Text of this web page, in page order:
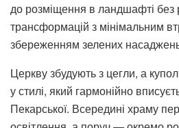
до розміщення в ландшафті без
трансформацій з мінімальним
збереженням зелених
Церкву збудують з цегли, а
у стилі, який гармонійно
Пекарської. Всередині храму